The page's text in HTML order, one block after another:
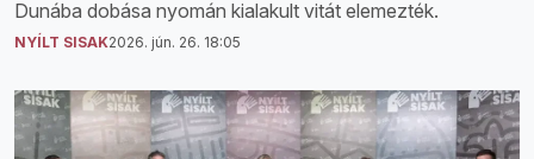
Dunába dobása nyomán kialakult vitát elemezték.
NYÍLT SISAK2026. jún. 26. 18:05